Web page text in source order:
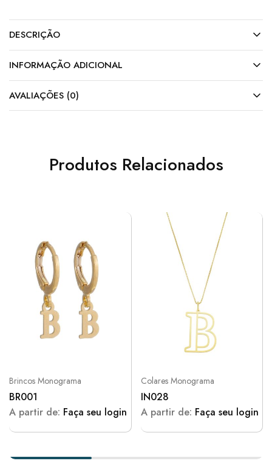
DESCRIÇÃO
INFORMAÇÃO ADICIONAL
AVALIAÇÕES (0)
Produtos Relacionados
Brincos Monograma
BR001
A partir de: Faça seu login
Colares Monograma
IN028
A partir de: Faça seu login